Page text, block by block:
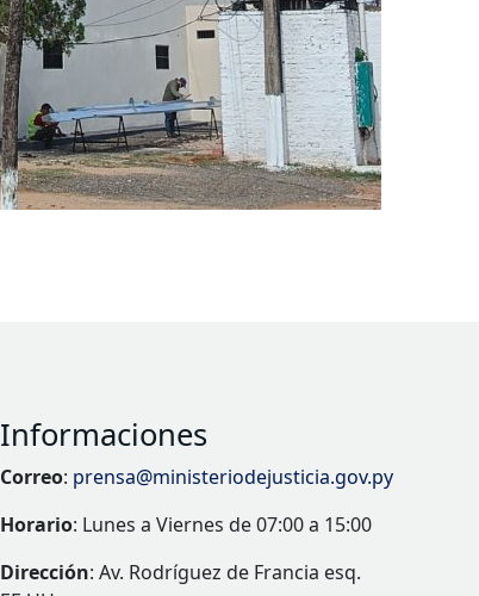
Informaciones
Correo: prensa@ministeriodejusticia.gov.py
Horario: Lunes a Viernes de 07:00 a 15:00
Dirección: Av. Rodríguez de Francia esq.